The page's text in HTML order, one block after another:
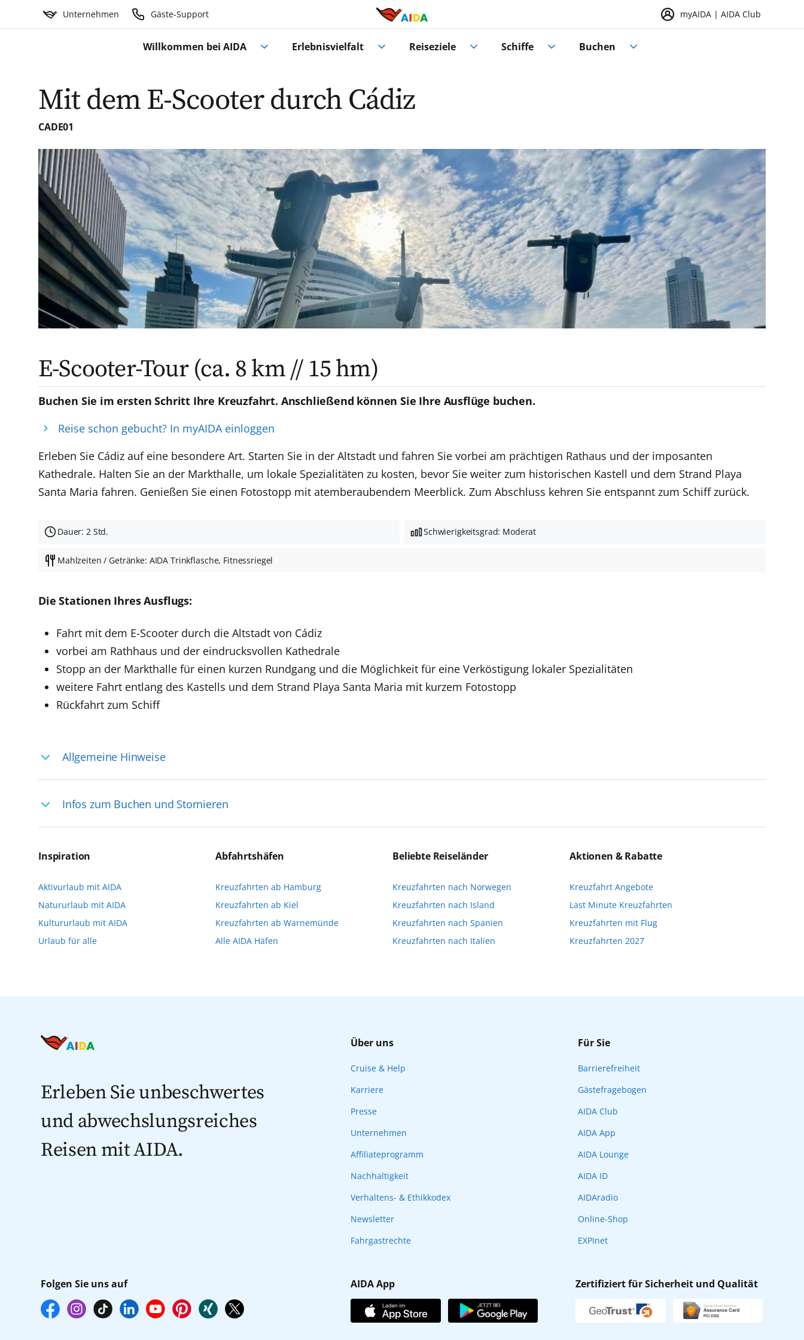
Unternehmen Gäste-Support myAIDA | AIDA Club
Willkommen bei AIDA Erlebnisvielfalt Reiseziele Schiffe Buchen
Mit dem E-Scooter durch Cádiz
CADE01
E-Scooter-Tour (ca. 8 km // 15 hm)
Buchen Sie im ersten Schritt Ihre Kreuzfahrt. Anschließend können Sie Ihre Ausflüge buchen.
Reise schon gebucht? In myAIDA einloggen
Erleben Sie Cádiz auf eine besondere Art. Starten Sie in der Altstadt und fahren Sie vorbei am prächtigen Rathaus und der imposanten
Kathedrale. Halten Sie an der Markthalle, um lokale Spezialitäten zu kosten, bevor Sie weiter zum historischen Kastell und dem Strand Playa
Santa Maria fahren. Genießen Sie einen Fotostopp mit atemberaubendem Meerblick. Zum Abschluss kehren Sie entspannt zum Schiff zurück.
Dauer: 2 Std. Schwierigkeitsgrad: Moderat
Mahlzeiten / Getränke: AIDA Trinkflasche, Fitnessriegel
Die Stationen Ihres Ausflugs:
Fahrt mit dem E-Scooter durch die Altstadt von Cádiz
vorbei am Rathhaus und der eindrucksvollen Kathedrale
Stopp an der Markthalle für einen kurzen Rundgang und die Möglichkeit für eine Verköstigung lokaler Spezialitäten
weitere Fahrt entlang des Kastells und dem Strand Playa Santa Maria mit kurzem Fotostopp
Rückfahrt zum Schiff
Allgemeine Hinweise
selten, sodass dort englischsprachige Expert:innen die Ausflüge führen. Beide Optionen bieten einzigartige Perspektiven und bereichern
das Reiseerlebnis
Infos zum Buchen und Stornieren
Reservierungsanfrage über aida.de/myaida stellen oder direkt an Bord eine Buchung vornehmen. Wir möchten Sie darauf hinweisen, dass
Verfügung stehen. Deshalb empfehlen wir Ihnen, die Reservierung Ihrer Lieblingsausflüge vor Reisebeginn online über myAIDA
vorzunehmen.
Inspiration
Aktivurlaub mit AIDA
Natururlaub mit AIDA
Kultururlaub mit AIDA
Urlaub für alle
Abfahrtshäfen
Kreuzfahrten ab Hamburg
Kreuzfahrten ab Kiel
Kreuzfahrten ab Warnemünde
Alle AIDA Häfen
Beliebte Reiseländer
Kreuzfahrten nach Norwegen
Kreuzfahrten nach Island
Kreuzfahrten nach Spanien
Kreuzfahrten nach Italien
Aktionen & Rabatte
Kreuzfahrt Angebote
Last Minute Kreuzfahrten
Kreuzfahrten mit Flug
Kreuzfahrten 2027
Erleben Sie unbeschwertes
und abwechslungsreiches
Reisen mit AIDA.
Folgen Sie uns auf
Über uns
Cruise & Help
Karriere
Presse
Unternehmen
Affiliateprogramm
Nachhaltigkeit
Verhaltens- & Ethikkodex
Newsletter
Fahrgastrechte
Für Sie
Barrierefreiheit
Gästefragebogen
AIDA Club
AIDA App
AIDA Lounge
AIDA ID
AIDAradio
Online-Shop
EXPInet
AIDA App Zertifiziert für Sicherheit und Qualität